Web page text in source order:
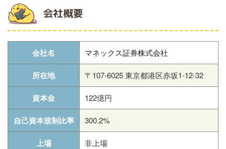
会社概要
会社名 マネックス証券株式会社
所在地 〒107-6025 東京都港区赤坂1-12-32
資本金 122億円
自己資本規制比率 300.2%
上場 非上場